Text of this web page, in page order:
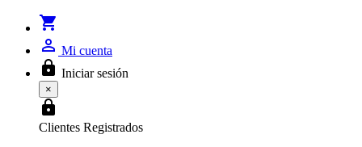
shopping_cart
person_outline Mi cuenta
lock Iniciar sesión
×
lock
Clientes Registrados